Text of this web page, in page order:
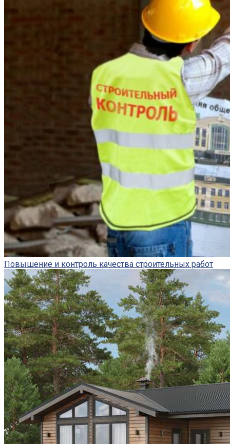
Повышение и контроль качества строительных работ